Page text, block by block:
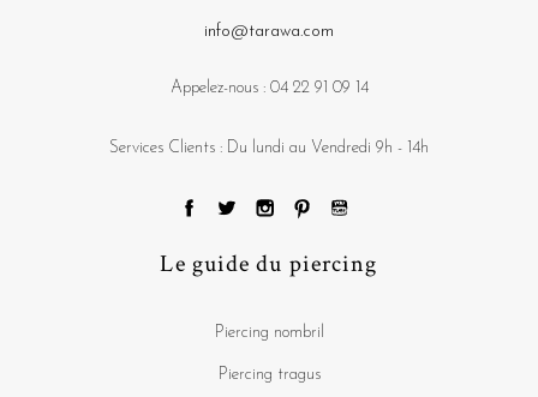
info@tarawa.com
Appelez-nous : 04 22 91 09 14
Services Clients : Du lundi au Vendredi 9h - 14h
Le guide du piercing
Piercing nombril
Piercing tragus